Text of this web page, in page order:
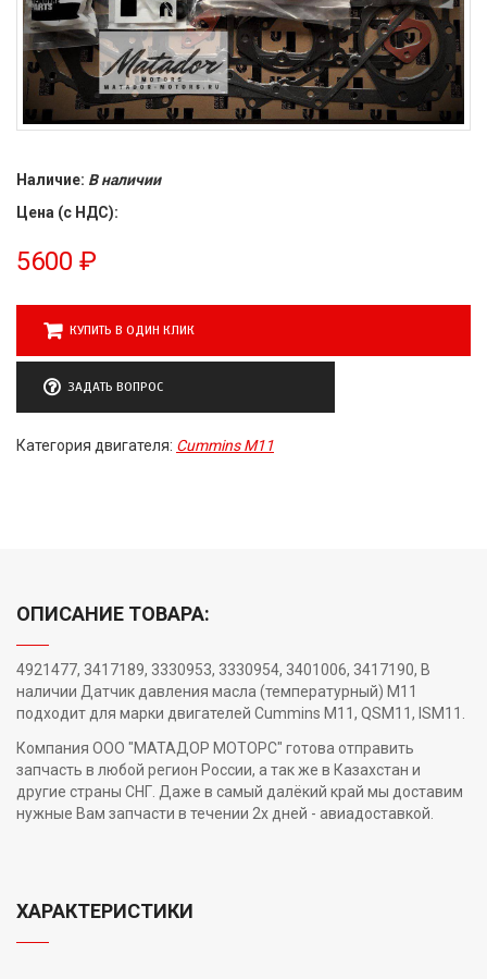
Наличие: В наличии
Цена (с НДС):
5600 ₽
КУПИТЬ В ОДИН КЛИК
ЗАДАТЬ ВОПРОС
Категория двигателя: Cummins M11
ОПИСАНИЕ ТОВАРА:
4921477, 3417189, 3330953, 3330954, 3401006, 3417190, В
наличии Датчик давления масла (температурный) M11
подходит для марки двигателей Cummins M11, QSM11, ISM11.
Компания ООО "МАТАДОР МОТОРС" готова отправить
запчасть в любой регион России, а так же в Казахстан и
другие страны СНГ. Даже в самый далёкий край мы доставим
нужные Вам запчасти в течении 2х дней - авиадоставкой.
ХАРАКТЕРИСТИКИ